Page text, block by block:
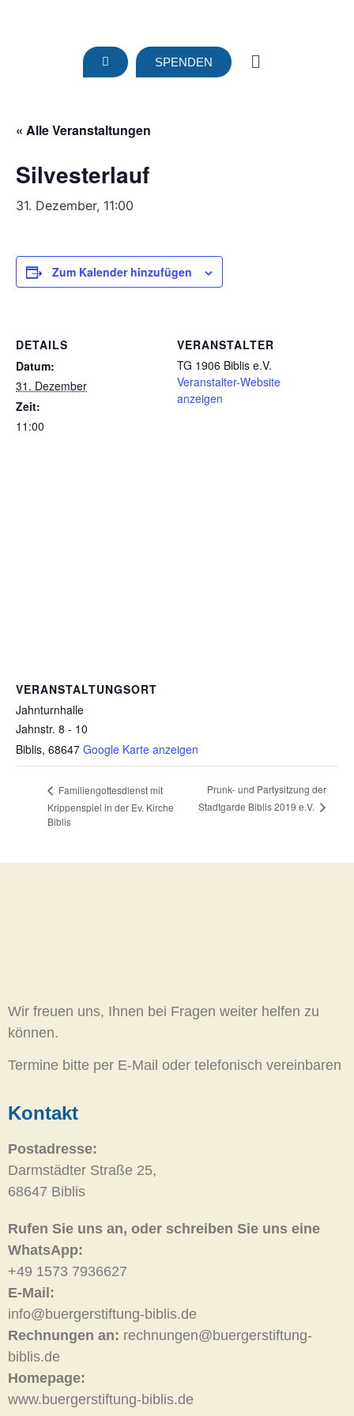
SPENDEN
« Alle Veranstaltungen
Silvesterlauf
31. Dezember, 11:00
Zum Kalender hinzufügen
DETAILS
Datum:
31. Dezember
Zeit:
11:00
VERANSTALTER
TG 1906 Biblis e.V.
Veranstalter-Website
anzeigen
VERANSTALTUNGSORT
Jahnturnhalle
Jahnstr. 8 - 10
Biblis, 68647 Google Karte anzeigen
Familiengottesdienst mit
Krippenspiel in der Ev. Kirche
Biblis
Prunk- und Partysitzung der
Stadtgarde Biblis 2019 e.V.
Wir freuen uns, Ihnen bei Fragen weiter helfen zu
können.
Termine bitte per E-Mail oder telefonisch vereinbaren
Kontakt
Postadresse:
Darmstädter Straße 25,
68647 Biblis
Rufen Sie uns an, oder schreiben Sie uns eine
WhatsApp:
+49 1573 7936627
E-Mail:
info@buergerstiftung-biblis.de
Rechnungen an: rechnungen@buergerstiftung-
biblis.de
Homepage:
www.buergerstiftung-biblis.de